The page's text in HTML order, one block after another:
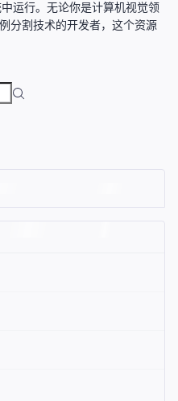
运行。无论你是计算机视觉领
分割技术的开发者，这个资源